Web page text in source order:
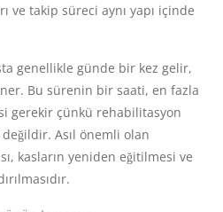
ve takip süreci aynı yapı içinde
genellikle günde bir kez gelir,
Bu sürenin bir saati, en fazla
gerekir çünkü rehabilitasyon
Asıl önemli olan
kasların yeniden eğitilmesi ve